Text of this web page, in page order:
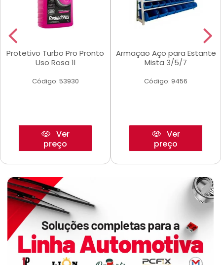
Protetivo Turbo Pro Pronto
Uso Rosa 1l
Código: 53930
Ver
preço
Armaçao Aço para Estante
Mista 3/5/7
Código: 9456
Ver
preço